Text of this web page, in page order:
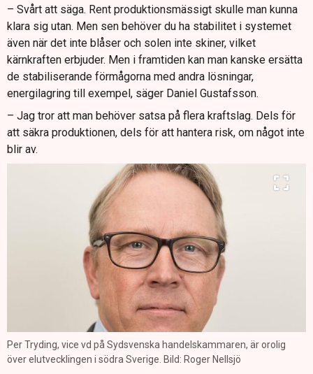
– Svårt att säga. Rent produktionsmässigt skulle man kunna
klara sig utan. Men sen behöver du ha stabilitet i systemet
även när det inte blåser och solen inte skiner, vilket
kärnkraften erbjuder. Men i framtiden kan man kanske ersätta
de stabiliserande förmågorna med andra lösningar,
energilagring till exempel, säger Daniel Gustafsson.
– Jag tror att man behöver satsa på flera kraftslag. Dels för
att säkra produktionen, dels för att hantera risk, om något inte
blir av.
Per Tryding, vice vd på Sydsvenska handelskammaren, är orolig
över elutvecklingen i södra Sverige. Bild: Roger Nellsjö